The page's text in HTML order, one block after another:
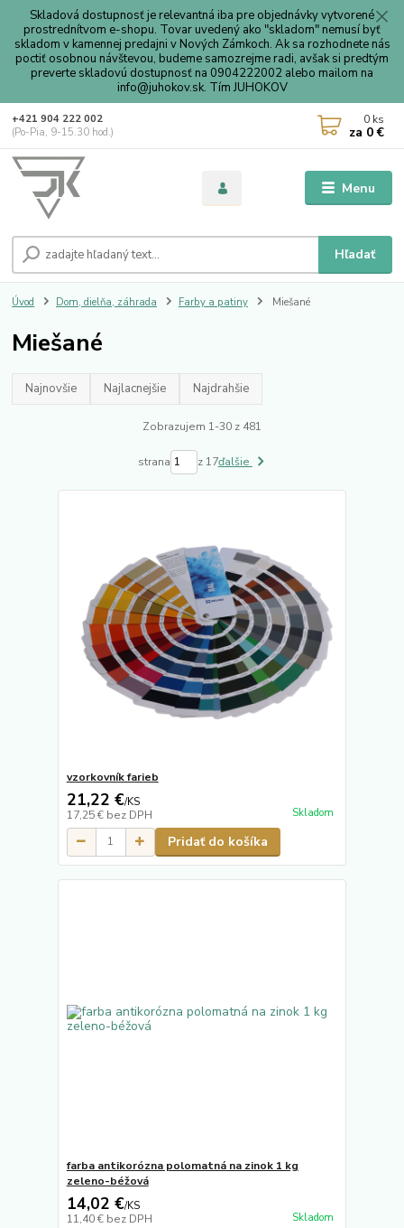
Skladová dostupnosť je relevantná iba pre objednávky vytvorené
prostrednítvom e-shopu. Tovar uvedený ako "skladom" nemusí byť
skladom v kamennej predajni v Nových Zámkoch. Ak sa rozhodnete nás
poctiť osobnou návštevou, budeme samozrejme radi, avšak si predtým
preverte skladovú dostupnosť na 0904222002 alebo mailom na
info@juhokov.sk. Tím JUHOKOV
Menu
Hľadať
+421 904 222 002
(Po-Pia, 9-15.30 hod.)
0 ks
za 0 €
Úvod Dom, dielňa, záhrada Farby a patiny Miešané
Miešané
Najnovšie Najlacnejšie Najdrahšie
Zobrazujem 1-30 z 481
strana z 17ďalšie
vzorkovník farieb
21,22 €/KS
17,25 € bez DPH Skladom
Pridať do košíka
farba antikorózna polomatná na zinok 1 kg
zeleno-béžová
14,02 €/KS
11,40 € bez DPH Skladom